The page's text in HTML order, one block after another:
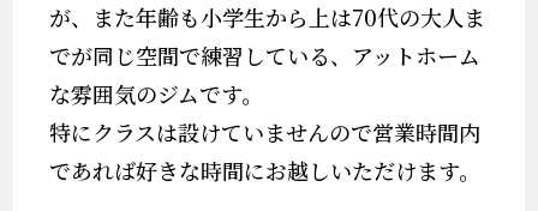
が、また年齢も小学生から上は70代の大人ま
でが同じ空間で練習している、アットホーム
な雰囲気のジムです。
特にクラスは設けていませんので営業時間内
であれば好きな時間にお越しいただけます。